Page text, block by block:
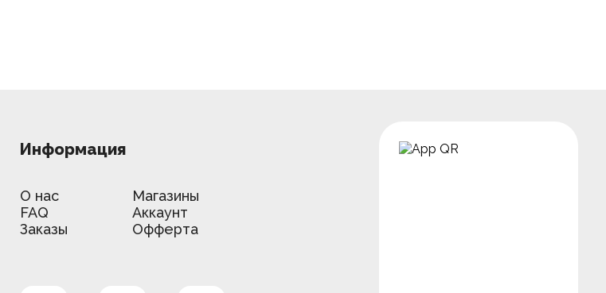
Информация
О нас
Магазины
FAQ
Аккаунт
Заказы
Офферта